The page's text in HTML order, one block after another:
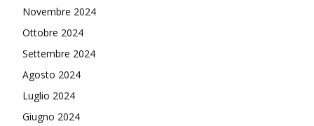
Novembre 2024
Ottobre 2024
Settembre 2024
Agosto 2024
Luglio 2024
Giugno 2024